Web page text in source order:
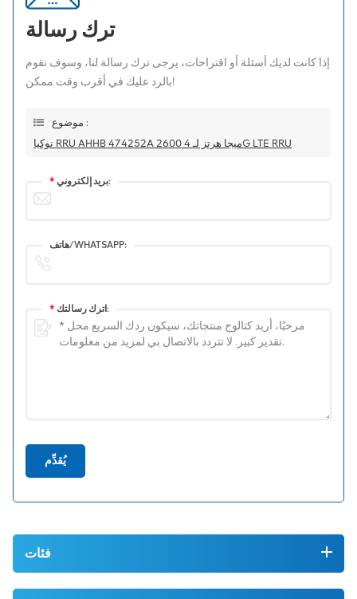
ترك رسالة
إذا كانت لديك أسئلة أو اقتراحات، يرجى ترك رسالة لنا، وسوف نقوم
بالرد عليك في أقرب وقت ممكن!
موضوع :
نوكيا RRU AHHB 474252A 2600 ميجا هرتز لـ 4G LTE RRU
* بريد إلكتروني:
هاتف/WHATSAPP:
* اترك رسالتك:
يُقدِّم
فئات